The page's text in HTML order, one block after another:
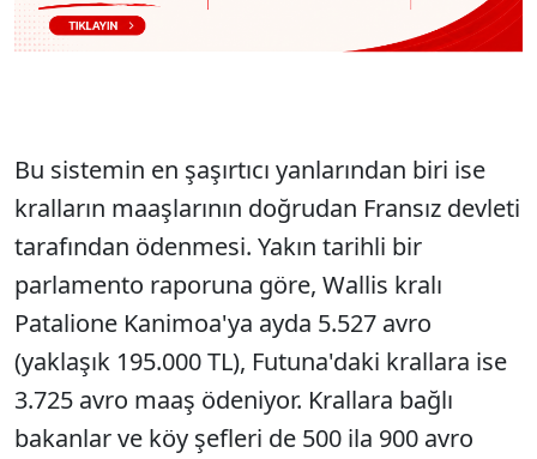
Bu sistemin en şaşırtıcı yanlarından biri ise
kralların maaşlarının doğrudan Fransız devleti
tarafından ödenmesi. Yakın tarihli bir
parlamento raporuna göre, Wallis kralı
Patalione Kanimoa'ya ayda 5.527 avro
(yaklaşık 195.000 TL), Futuna'daki krallara ise
3.725 avro maaş ödeniyor. Krallara bağlı
bakanlar ve köy şefleri de 500 ila 900 avro